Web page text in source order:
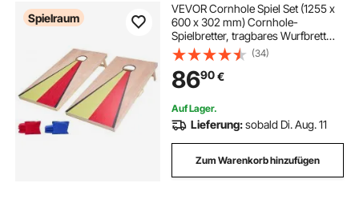
Spielraum
VEVOR Cornhole Spiel Set (1255 x
600 x 302 mm) Cornhole-
Spielbretter, tragbares Wurfbrett
aus Massivholz, Cornhole-Spiel für
Erwachsene, inkl. 8 Sitzsäcken &
Griff, für Garten Hinterhof Camping
(34)
8690€
Auf Lager.
Lieferung:sobald Di. Aug. 11
Zum Warenkorb hinzufügen